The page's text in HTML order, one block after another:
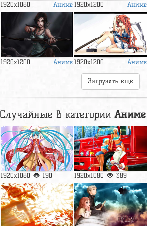
1920x1080 Аниме 1920x1200 Аниме
1920x1200 Аниме 1920x1200 Аниме
Загрузить ещё
Случайные в категории Аниме
1920x1080 190 1920x1080 389